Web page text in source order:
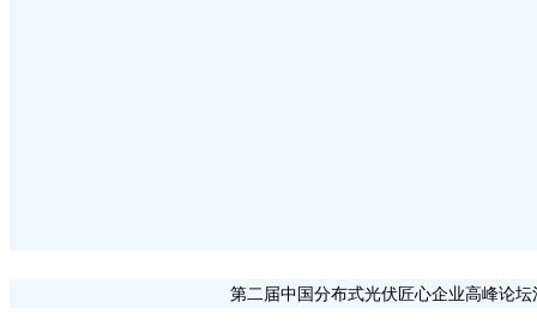
第二届中国分布式光伏匠心企业高峰论坛